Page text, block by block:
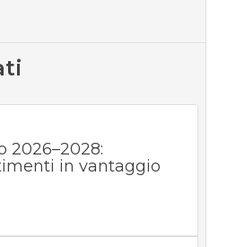
2026–2028:
in vantaggio